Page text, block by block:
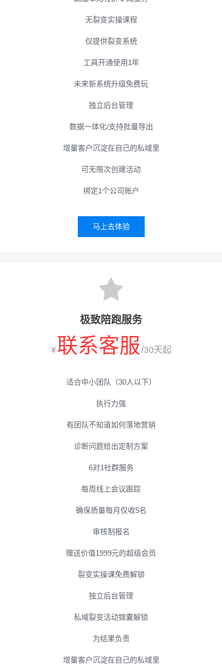
无裂变实操课程
仅提供裂变系统
工具开通使用1年
未来新系统升级免费玩
独立后台管理
数据一体化/支持批量导出
增量客户沉淀在自己的私域里
可无限次创建活动
绑定1个公司账户
马上去体验
极致陪跑服务
¥联系客服 /30天起
适合中小团队（30人以下）
执行力强
有团队不知道如何落地营销
诊断问题给出定制方案
6对1社群服务
每周线上会议跟踪
确保质量每月仅收5名
审核制报名
赠送价值1999元的超级会员
裂变实操课免费解锁
独立后台管理
私域裂变活动锦囊解锁
为结果负责
增量客户沉淀在自己的私域里